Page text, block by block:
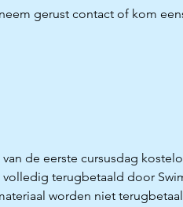
gerust contact of kom
de eerste cursusdag
terugbetaald door
worden niet